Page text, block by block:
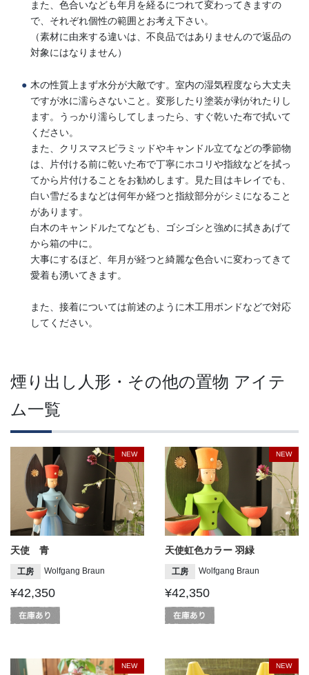
また、色合いなども年月を経るにつれて変わってきますの
で、それぞれ個性の範囲とお考え下さい。
（素材に由来する違いは、不良品ではありませんので返品の
対象にはなりません）
木の性質上まず水分が大敵です。室内の湿気程度なら大丈夫
ですが水に濡らさないこと。変形したり塗装が剥がれたりし
ます。うっかり濡らしてしまったら、すぐ乾いた布で拭いて
ください。
また、クリスマスピラミッドやキャンドル立てなどの季節物
は、片付ける前に乾いた布で丁寧にホコリや指紋などを拭っ
てから片付けることをお勧めします。見た目はキレイでも、
白い雪だるまなどは何年か経つと指紋部分がシミになること
があります。
白木のキャンドルたてなども、ゴシゴシと強めに拭きあげて
から箱の中に。
大事にするほど、年月が経つと綺麗な色合いに変わってきて
愛着も湧いてきます。
また、接着については前述のように木工用ボンドなどで対応
してください。
煙り出し人形・その他の置物 アイテ
ム一覧
NEW
天使 青
工房 Wolfgang Braun
¥42,350
NEW
天使虹色カラー 羽緑
工房 Wolfgang Braun
¥42,350
NEW NEW